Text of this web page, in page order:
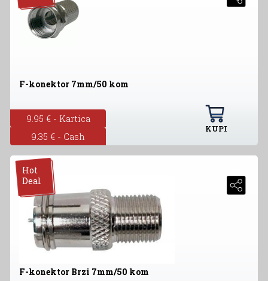
F-konektor 7mm/50 kom
9.95 € - Kartica
9.35 € - Cash
KUPI
Hot
Deal
F-konektor Brzi 7mm/50 kom